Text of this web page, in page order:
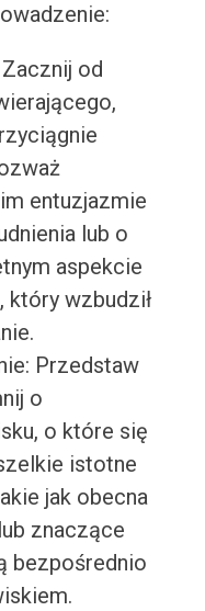
od
entuzjazmie
lub o
aspekcie
który wzbudził
Przedstaw
o
o które się
istotne
jak obecna
znaczące
bezpośrednio